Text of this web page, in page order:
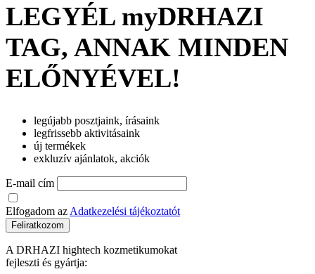
LEGYÉL myDRHAZI
TAG, ANNAK MINDEN
ELŐNYÉVEL!
legújabb posztjaink, írásaink
legfrissebb aktivitásaink
új termékek
exkluzív ajánlatok, akciók
E-mail cím
Elfogadom az Adatkezelési tájékoztatót
Feliratkozom
A DRHAZI hightech kozmetikumokat
fejleszti és gyártja: